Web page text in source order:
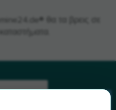
θα τα βρεις σε